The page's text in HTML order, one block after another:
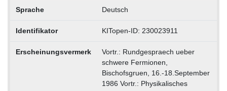
Sprache Deutsch
Identifikator KITopen-ID: 230023911
Erscheinungsvermerk
Vortr.: Rundgespraech ueber
schwere Fermionen,
Bischofsgruen, 16.-18.September
1986 Vortr.: Physikalisches